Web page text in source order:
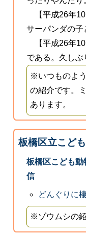
【平成26年
サーパンダの子
【平成26年
である。久しぶ
※いつものよ
の紹介です。
あります。
板橋区立こど
板橋区こども
信
どんぐりに
※ゾウムシの